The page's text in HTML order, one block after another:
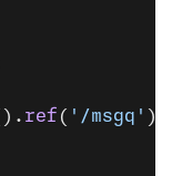
ref ( '/msgq' ).